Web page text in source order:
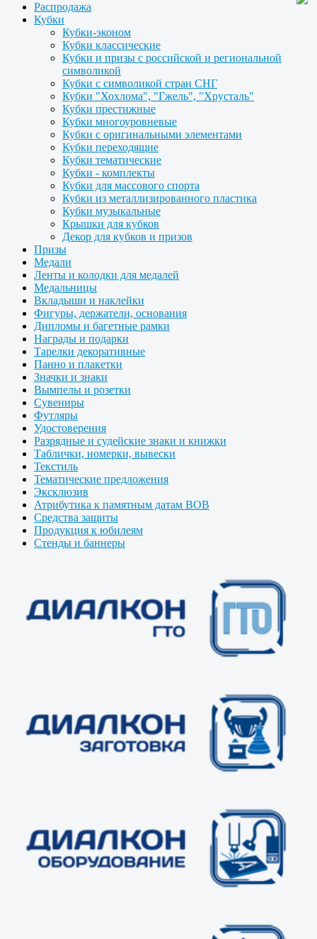
Распродажа
Кубки
Кубки-эконом
Кубки классические
Кубки и призы с российской и региональной
символикой
Кубки с символикой стран СНГ
Кубки "Хохлома", "Гжель", "Хрусталь"
Кубки престижные
Кубки многоуровневые
Кубки с оригинальными элементами
Кубки переходящие
Кубки тематические
Кубки - комплекты
Кубки для массового спорта
Кубки из металлизированного пластика
Кубки музыкальные
Крышки для кубков
Декор для кубков и призов
Призы
Медали
Ленты и колодки для медалей
Медальницы
Вкладыши и наклейки
Фигуры, держатели, основания
Дипломы и багетные рамки
Награды и подарки
Тарелки декоративные
Панно и плакетки
Значки и знаки
Вымпелы и розетки
Сувениры
Футляры
Удостоверения
Разрядные и судейские знаки и книжки
Таблички, номерки, вывески
Текстиль
Тематические предложения
Эксклюзив
Атрибутика к памятным датам ВОВ
Средства защиты
Продукция к юбилеям
Стенды и баннеры